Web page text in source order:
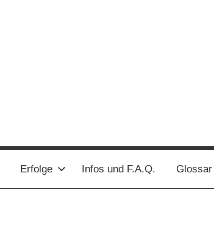
Erfolge Infos und F.A.Q. Glossar